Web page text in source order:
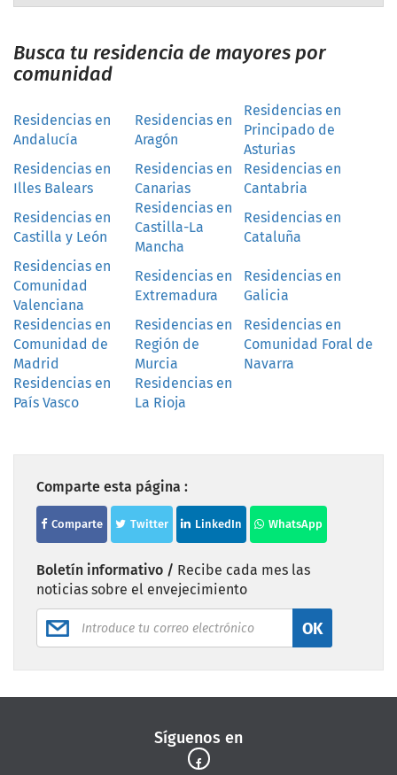
Busca tu residencia de mayores por
comunidad
Residencias en
Andalucía
Residencias en
Aragón
Residencias en
Principado de
Asturias
Residencias en
Illes Balears
Residencias en
Canarias
Residencias en
Cantabria
Residencias en
Castilla y León
Residencias en
Castilla-La
Mancha
Residencias en
Cataluña
Residencias en
Comunidad
Valenciana
Residencias en
Extremadura
Residencias en
Galicia
Residencias en
Comunidad de
Madrid
Residencias en
Región de
Murcia
Residencias en
Comunidad Foral de
Navarra
Residencias en
País Vasco
Residencias en
La Rioja
Comparte esta página :
Comparte Twitter LinkedIn WhatsApp
Boletín informativo / Recibe cada mes las
noticias sobre el envejecimiento
OK
Síguenos en